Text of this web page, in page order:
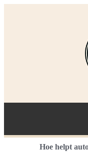
Hoe helpt